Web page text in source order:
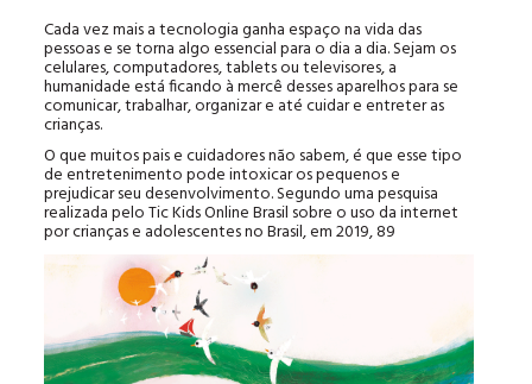
Cada vez mais a tecnologia ganha espaço na vida das
pessoas e se torna algo essencial para o dia a dia. Sejam os
celulares, computadores, tablets ou televisores, a
humanidade está ficando à mercê desses aparelhos para se
comunicar, trabalhar, organizar e até cuidar e entreter as
crianças.
O que muitos pais e cuidadores não sabem, é que esse tipo
de entretenimento pode intoxicar os pequenos e
prejudicar seu desenvolvimento. Segundo uma pesquisa
realizada pelo Tic Kids Online Brasil sobre o uso da internet
por crianças e adolescentes no Brasil, em 2019, 89